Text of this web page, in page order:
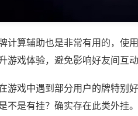
计算辅助也是非常有用的，使
戏体验，避免影响好友间互动
游戏中遇到部分用户的牌特别
不是有挂？确实存在此类外挂